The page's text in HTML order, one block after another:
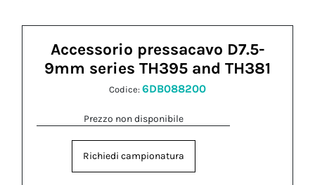
Accessorio pressacavo D7.5-
9mm series TH395 and TH381
Codice: 6DB088200
Prezzo non disponibile
Richiedi campionatura